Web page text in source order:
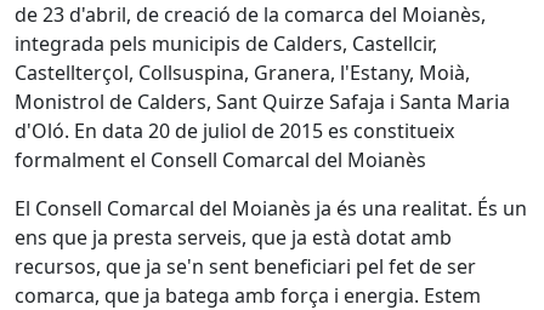
de 23 d'abril, de creació de la comarca del Moianès,
integrada pels municipis de Calders, Castellcir,
Castellterçol, Collsuspina, Granera, l'Estany, Moià,
Monistrol de Calders, Sant Quirze Safaja i Santa Maria
d'Oló. En data 20 de juliol de 2015 es constitueix
formalment el Consell Comarcal del Moianès
El Consell Comarcal del Moianès ja és una realitat. És un
ens que ja presta serveis, que ja està dotat amb
recursos, que ja se'n sent beneficiari pel fet de ser
comarca, que ja batega amb força i energia. Estem